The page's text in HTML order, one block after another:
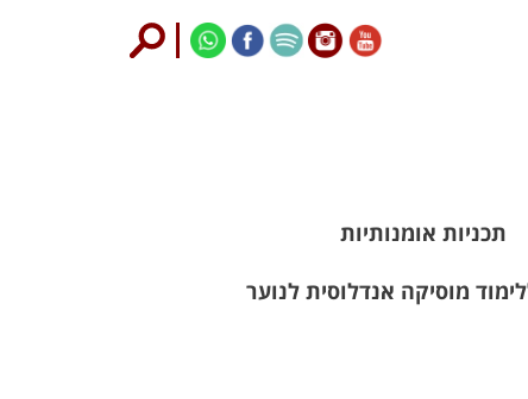
תכניות אומנותיות
מוסיקה אנדלוסית לנוער